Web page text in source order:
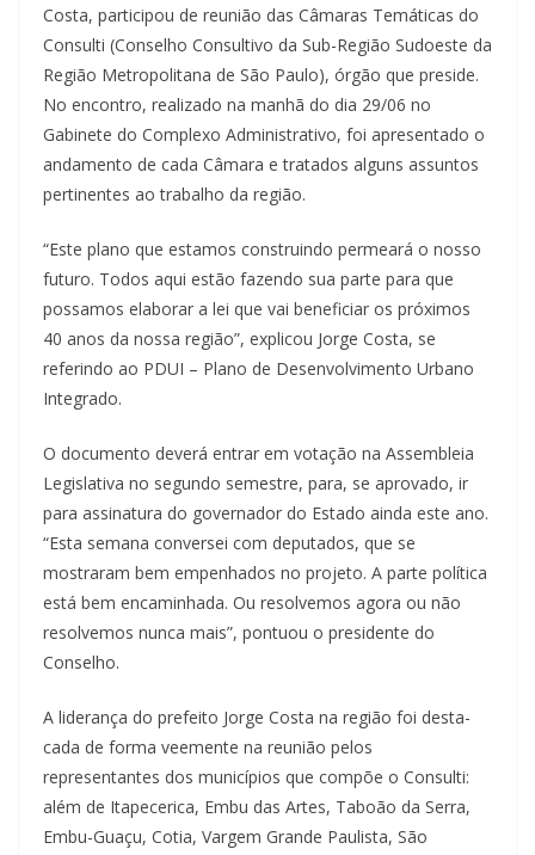
Cos­ta, participou de reunião das Câmaras Temáticas do
Con­sulti (Conselho Consultivo da Sub-Região Sudoeste da
Região Metropolitana de São Paulo), órgão que preside.
No encontro, realizado na manhã do dia 29/06 no
Gabinete do Complexo Administrativo, foi apresentado o
andamento de cada Câmara e tratados alguns assuntos
pertinentes ao traba­lho da região.
“Este plano que estamos cons­truindo permeará o nosso
fu­turo. Todos aqui estão fazendo sua parte para que
possamos elaborar a lei que vai benefi­ciar os próximos
40 anos da nossa região”, explicou Jorge Costa, se
referindo ao PDUI – Plano de Desenvolvimento Urbano
Integrado.
O documento deverá entrar em votação na Assembleia
Legislativa no segundo se­mestre, para, se aprovado, ir
para assinatura do governa­dor do Estado ainda este ano.
“Esta semana conversei com deputados, que se
mostraram bem empenhados no projeto. A parte política
está bem en­caminhada. Ou resolvemos agora ou não
resolvemos nun­ca mais”, pontuou o presiden­te do
Conselho.
A liderança do prefeito Jor­ge Costa na região foi desta­
cada de forma veemente na reunião pelos
representantes dos municípios que compõe o Consulti:
além de Itapece­rica, Embu das Artes, Taboão da Serra,
Embu-Guaçu, Cotia, Vargem Grande Paulista, São